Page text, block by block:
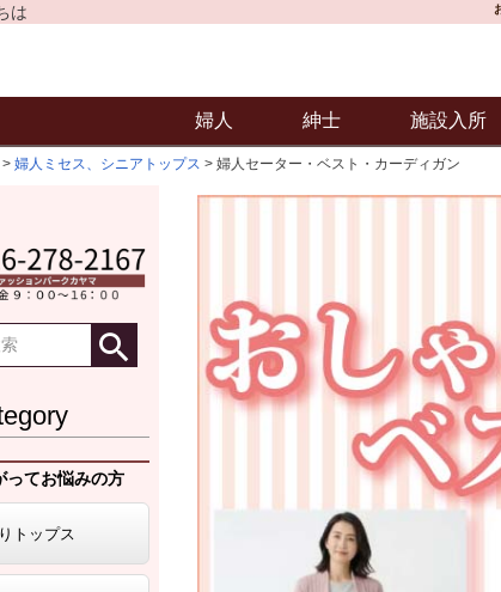
は
婦人 紳士 施設入所
婦人ミセス、シニアトップス 婦人セーター・ベスト・カーディガン
ってお悩みの方
トップス